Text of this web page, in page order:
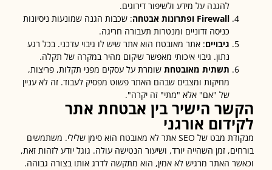
להגנה על מידע ולשיפור דירוגים.
Firewall ופתרונות אבטחה
: שכבות הגנה שמונעות ניסיונות
כניסה זדוניים ומנטרות תעבורה חריגה.
גיבויים: אתר מאובטח הוא אתר שיש לו גיבוי עדכני. בכל רגע
נתון. גיבוי איכותי מאפשר שיקום מהיר במקרה של תקלה.
תשתית מאובטחתשומרת על עסקים מפני תקלות, פריצות,
מחיקות ומצבים שבהם האתר פשוט מפסיק לעבוד. זה לא עניין
של "אם" אלא "מתי" זה יקרה".
הישיר בין אבטחת אתר
אורגני
מנקודת מבט של SEO אתר לא מאובטח הוא סימן שלילי. משתמשים
זמן השהייה יורד, ושיעור הנטישה עולה. גוגל יודע לזהות זאת,
האתר מרגיש לא אמין, הוא מתקשה לדרג אותו בצורה גבוהה.